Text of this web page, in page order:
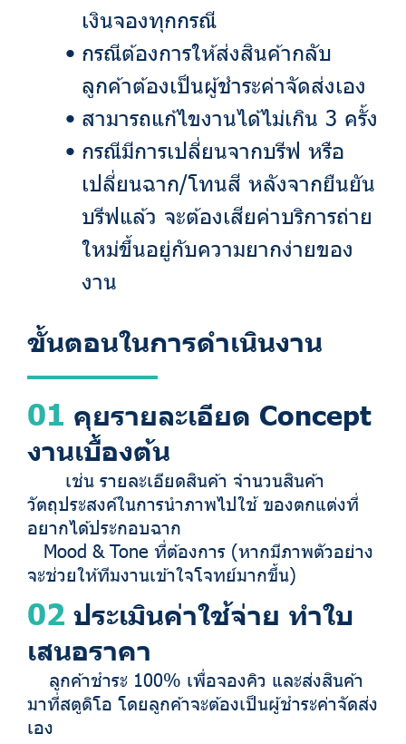
เงินจองทุกกรณี
กรณีต้องการให้ส่งสินค้ากลับ
ลูกค้าต้องเป็นผู้ชำระค่าจัดส่งเอง
สามารถแก้ไขงานได้ไม่เกิน 3 ครั้ง
กรณีมีการเปลี่ยนจากบรีฟ หรือ
เปลี่ยนฉาก/โทนสี หลังจากยืนยัน
บรีฟแล้ว จะต้องเสียค่าบริการถ่าย
ใหม่ขึ้นอยู่กับความยากง่ายของ
งาน
ขั้นตอนในการดำเนินงาน
01 คุยรายละเอียด Concept
งานเบื้องต้น
เช่น รายละเอียดสินค้า จำนวนสินค้า
วัตถุประสงค์ในการนำภาพไปใช้ ของตกแต่งที่
อยากได้ประกอบฉาก
Mood & Tone ที่ต้องการ (หากมีภาพตัวอย่าง
จะช่วยให้ทีมงานเข้าใจโจทย์มากขึ้น)
02 ประเมินค่าใช้จ่าย ทำใบ
เสนอราคา
ลูกค้าชำระ 100% เพื่อจองคิว และส่งสินค้า
มาที่สตูดิโอ โดยลูกค้าจะต้องเป็นผู้ชำระค่าจัดส่ง
เอง